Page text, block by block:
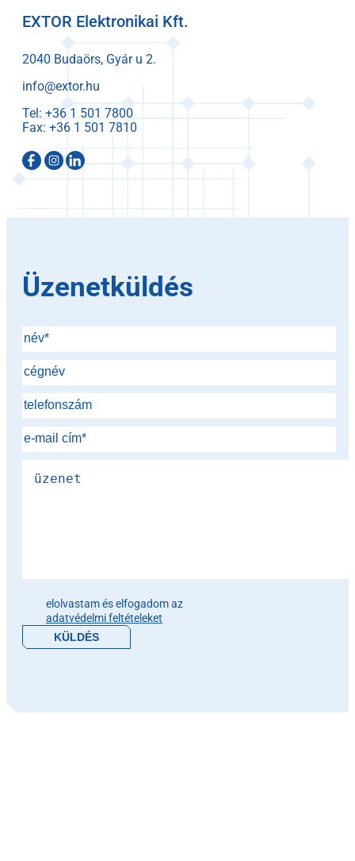
EXTOR Elektronikai Kft.
2040 Budaörs, Gyár u 2.
info@extor.hu
Tel:
Fax:
Üzenetküldés
elolvastam és elfogadom az
adatvédelmi feltételeket